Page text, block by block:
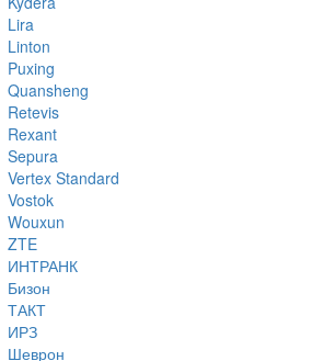
Lira
Linton
Puxing
Quansheng
Retevis
Rexant
Sepura
Vertex Standard
Vostok
Wouxun
ZTE
ИНТРАНК
Бизон
ТАКТ
ИРЗ
Шеврон